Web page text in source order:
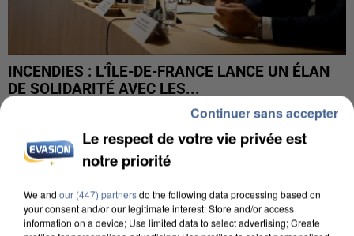
INCENDIES : L’ÎLE-DE-FRANCE LANCE UN ÉLAN
DE SOLIDARITÉ AVEC LES...
Le respect de votre vie privée est
notre priorité
We and our (447) partnersdo the following data processing based on
your consent and/or our legitimate interest: Store and/or access
information on a device; Use limited data to select advertising; Create
Continuer sans accepter